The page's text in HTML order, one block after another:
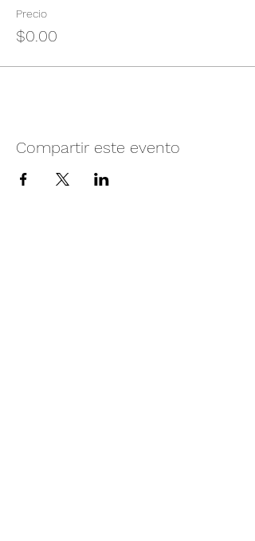
Precio
$0.00
Compartir este evento